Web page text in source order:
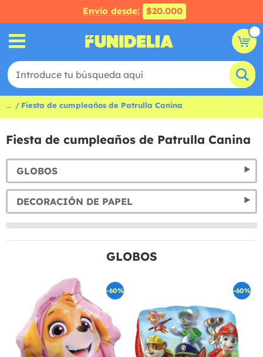
Envío desde: $20.000
... Fiesta de cumpleaños de Patrulla Canina
Fiesta de cumpleaños de Patrulla Canina
GLOBOS
DECORACIÓN DE PAPEL
GLOBOS
-60% -60%